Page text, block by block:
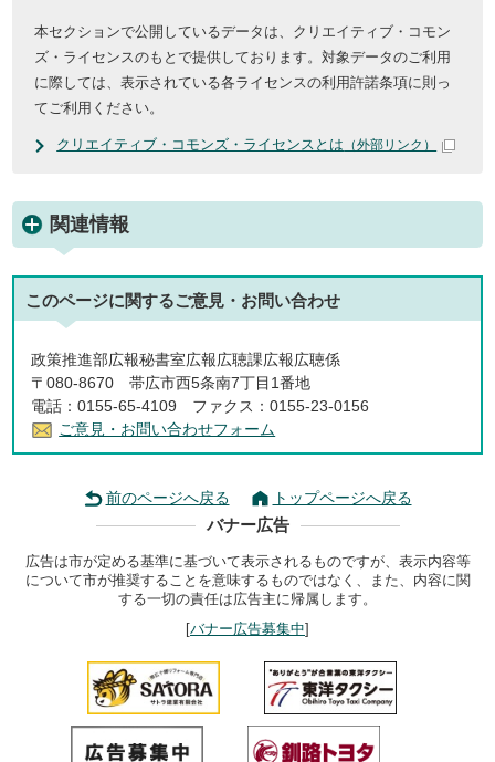
本セクションで公開しているデータは、クリエイティブ・コモン
ズ・ライセンスのもとで提供しております。対象データのご利用
に際しては、表示されている各ライセンスの利用許諾条項に則っ
てご利用ください。
クリエイティブ・コモンズ・ライセンスとは （外部リンク）
関連情報
このページに関するご意見・お問い合わせ
政策推進部広報秘書室広報広聴課広報広聴係
〒080-8670 帯広市西5条南7丁目1番地
電話：0155-65-4109 ファクス：0155-23-0156
ご意見・お問い合わせフォーム
前のページへ戻る トップページへ戻る
バナー広告
広告は市が定める基準に基づいて表示されるものですが、表示内容等
について市が推奨することを意味するものではなく、また、内容に関
する一切の責任は広告主に帰属します。
[バナー広告募集中]